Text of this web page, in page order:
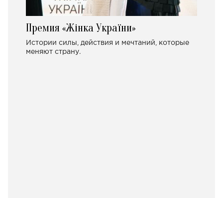
Премия «Жінка України»
Истории силы, действия и мечтаний, которые
меняют страну.